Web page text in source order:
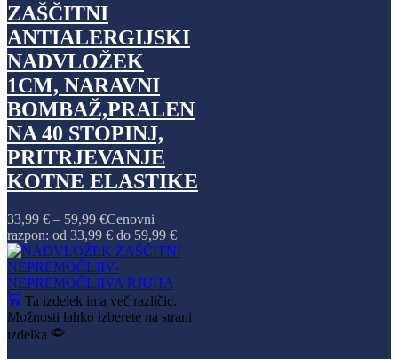
ZAŠČITNI
ANTIALERGIJSKI
NADVLOŽEK
1CM, NARAVNI
BOMBAŽ,PRALEN
NA 40 STOPINJ,
PRITRJEVANJE
KOTNE ELASTIKE
33,99 € – 59,99 €Cenovni
razpon: od 33,99 € do 59,99 €
Ta izdelek ima več različic.
Možnosti lahko izberete na strani
izdelka